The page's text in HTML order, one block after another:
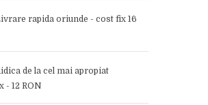
rapida oriunde - cost fix 16
de la cel mai apropiat
- 12 RON